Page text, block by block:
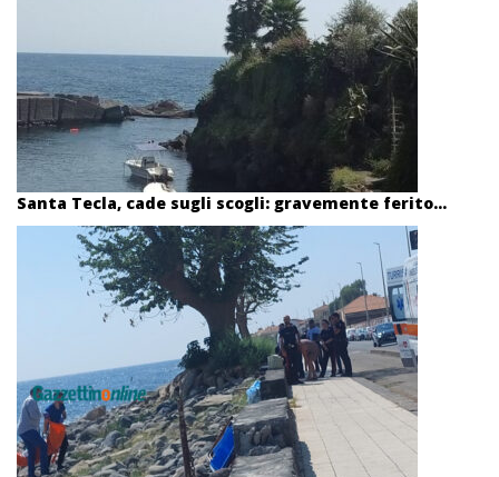
Santa Tecla, cade sugli scogli: gravemente ferito...